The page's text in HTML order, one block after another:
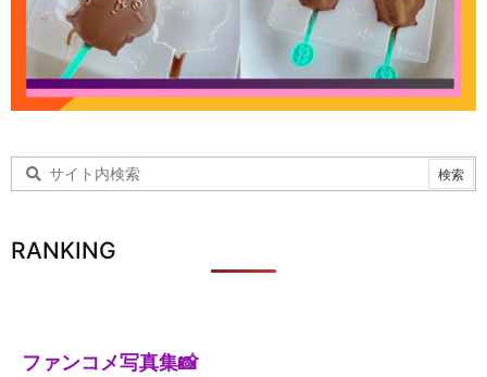
RANKING
ファンコメ写真集📸